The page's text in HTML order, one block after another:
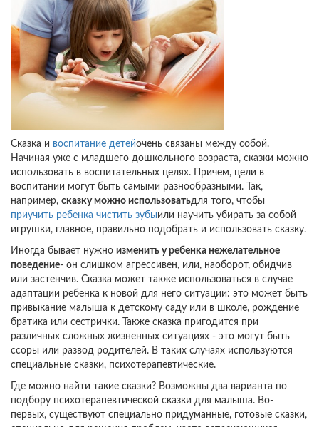
Сказка и воспитание детейочень связаны между собой.
Начиная уже с младшего дошкольного возраста, сказки можно
использовать в воспитательных целях. Причем, цели в
воспитании могут быть самыми разнообразными. Так,
например, сказку можно использоватьдля того, чтобы
приучить ребенка чистить зубыили научить убирать за собой
игрушки, главное, правильно подобрать и использовать сказку.
Иногда бывает нужно изменить у ребенка нежелательное
поведение- он слишком агрессивен, или, наоборот, обидчив
или застенчив. Сказка может также использоваться в случае
адаптации ребенка к новой для него ситуации: это может быть
привыкание малыша к детскому саду или в школе, рождение
братика или сестрички. Также сказка пригодится при
различных сложных жизненных ситуациях - это могут быть
ссоры или развод родителей. В таких случаях используются
специальные сказки, психотерапевтические.
Где можно найти такие сказки? Возможны два варианта по
подбору психотерапевтической сказки для малыша. Во-
первых, существуют специально придуманные, готовые сказки,